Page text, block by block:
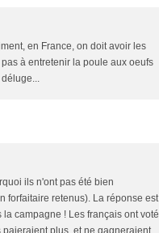
en France, on doit avoir les
à entretenir la poule aux oeufs
ils n'ont pas été bien
forfaitaire retenus). La réponse est
campagne ! Les français ont voté
plus, et ne gagneraient